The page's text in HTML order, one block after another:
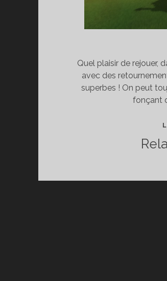
Quel plaisir de rejouer,
avec des
superbes ! On peut
fonçant